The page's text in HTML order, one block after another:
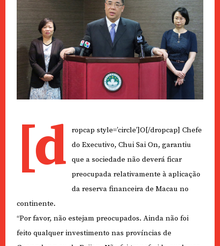
[d
ropcap style=’circle’]O[/dropcap] Chefe
do Executivo, Chui Sai On, garantiu
que a sociedade não deverá ficar
preocupada relativamente à aplicação
da reserva financeira de Macau no
continente.
“Por favor, não estejam preocupados. Ainda não foi
feito qualquer investimento nas províncias de